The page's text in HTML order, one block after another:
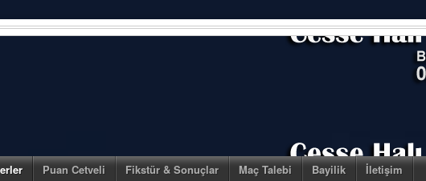
Puan Cetveli Fikstür & Sonuçlar Maç Talebi Bayilik İletişim